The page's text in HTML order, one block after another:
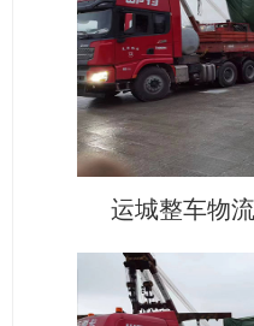
运城整车物